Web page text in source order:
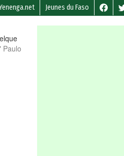
Jeunes du Faso
Paulo